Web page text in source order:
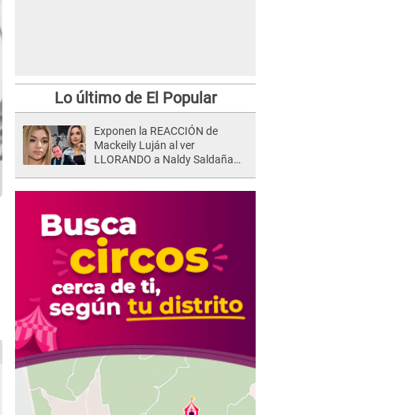
Lo último de El Popular
Exponen la REACCIÓN de
Mackeily Luján al ver
LLORANDO a Naldy Saldaña